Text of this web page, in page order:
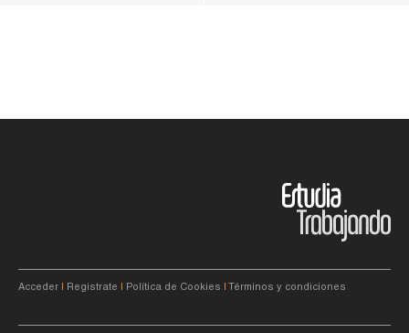
Acceder Registrate Política de Cookies Términos y condiciones